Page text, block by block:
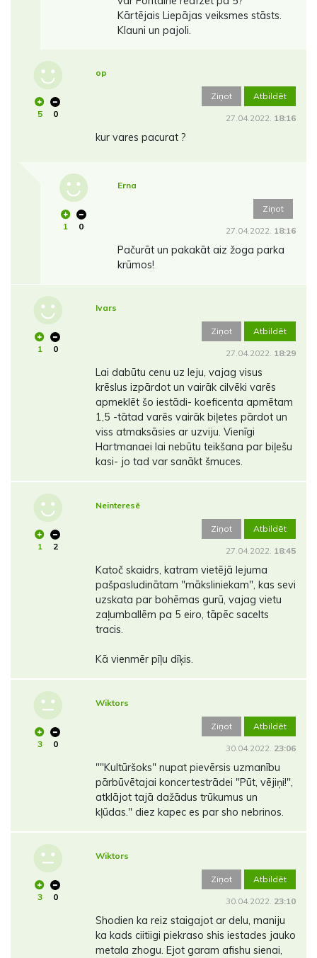
Kārtējais Liepājas veiksmes stāsts.
Klauni un pajoli.
5 0
op
Ziņot Atbildēt
27.04.2022. 18:16
kur vares pacurat ?
1 0
Erna
Ziņot
27.04.2022. 18:16
Pačurāt un pakakāt aiz žoga parka
krūmos!
1 0
Ivars
Ziņot Atbildēt
27.04.2022. 18:29
Lai dabūtu cenu uz leju, vajag visus
krēslus izpārdot un vairāk cilvēki varēs
apmeklēt šo iestādi- koeficenta apmētam
1,5 -tātad varēs vairāk biļetes pārdot un
viss atmaksāsies ar uzviju. Vienīgi
Hartmanaei lai nebūtu teikšana par biļešu
kasi- jo tad var sanākt šmuces.
1 2
Neinteresē
Ziņot Atbildēt
27.04.2022. 18:45
Katoč skaidrs, katram vietējā lejuma
pašpasludinātam "māksliniekam", kas sevi
uzskata par bohēmas gurū, vajag vietu
zaļumballēm pa 5 eiro, tāpēc sacelts
tracis.
Kā vienmēr pīļu dīķis.
3 0
Wiktors
Ziņot Atbildēt
30.04.2022. 23:06
""Kultūršoks" nupat pievērsis uzmanību
pārbūvētajai koncertestrādei "Pūt, vējiņi!",
atklājot tajā dažādus trūkumus un
kļūdas." diez kapec es par sho nebrinos.
3 0
Wiktors
Ziņot Atbildēt
30.04.2022. 23:10
Shodien ka reiz staigajot ar delu, maniju
ka kads ciitiigi piekraso shis iestades jauko
metala zhogu. Ejot garam afishu sienai,